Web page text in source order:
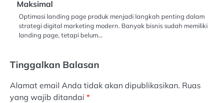
Maksimal
Optimasi landing page produk menjadi langkah penting dalam
strategi digital marketing modern. Banyak bisnis sudah memiliki
landing page, tetapi belum…
Tinggalkan Balasan
Alamat email Anda tidak akan dipublikasikan. Ruas
yang wajib ditandai *